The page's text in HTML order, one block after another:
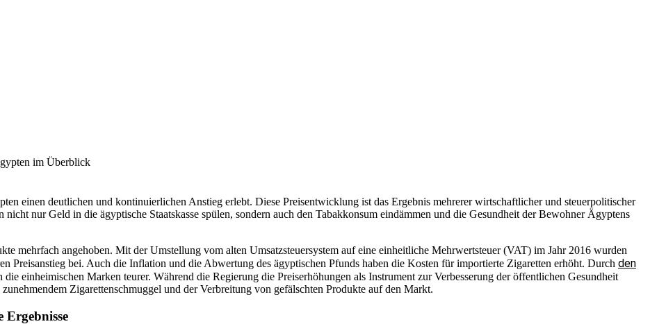
im Überblick
der Fortpflanzung ohne Männchen. Trotz ihrer Robustheit gelten Zebrahai heute laut IUCN als gefährdet. Ursachen sind Lebensraumverlust,
In vielen öffentlichen Aquarien weltweit werden sie erfolgreich gehalten und gezüchtet, auch im Rahmen von Schutzprogrammen.
sondern auch ein Symbol für den Schutz tropischer Riff-Ökosysteme. Wer ihm einmal begegnet, vergisst ihn nicht.
Änderung des Mehrwertsteuergesetzes verabschiedet, die dazu beitragen soll, die Staatseinnahmen zu steigern und Steuer- sowie
Merit kosten jetzt 105 EGP pro Packung, Marlboro 97 EGP und L&M 76 EGP. Auch die Preise für erhitzte Tabakprodukte sind gestiegen:
einen deutlichen und kontinuierlichen Anstieg erlebt. Diese Preisentwicklung ist das Ergebnis mehrerer wirtschaftlicher und steuerpolitischer
nur Geld in die ägyptische Staatskasse spülen, sondern auch den Tabakkonsum eindämmen und die Gesundheit der Bewohner Ägyptens
mehrfach angehoben. Mit der Umstellung vom alten Umsatzsteuersystem auf eine einheitliche Mehrwertsteuer (VAT) im Jahr 2016 wurden
Preisanstieg bei. Auch die Inflation und die Abwertung des ägyptischen Pfunds haben die Kosten für importierte Zigaretten erhöht. Durch den
einheimischen Marken teurer. Während die Regierung die Preiserhöhungen als Instrument zur Verbesserung der öffentlichen Gesundheit
Zigarettenschmuggel und der Verbreitung von gefälschten Produkte auf den Markt.
Ergebnisse